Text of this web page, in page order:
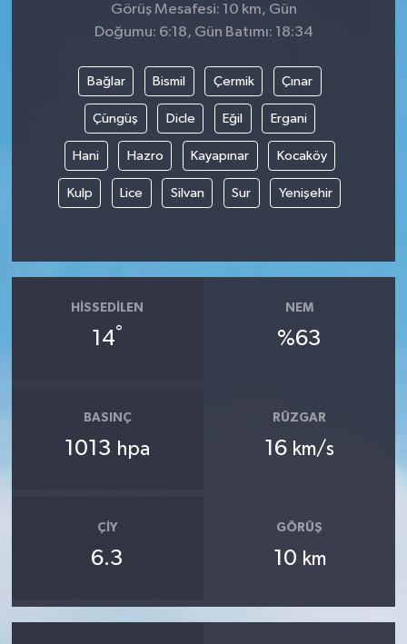
Görüş Mesafesi: 10 km, Gün
Doğumu: 6:18, Gün Batımı: 18:34
Bağlar Bismil Çermik Çınar
Çüngüş Dicle Eğil Ergani
Hani Hazro Kayapınar Kocaköy
Kulp Lice Silvan Sur Yenişehir
HISSEDILEN
14°
NEM
%63
BASINÇ
1013 hpa
RÜZGAR
16 km/s
ÇIY
6.3
GÖRÜŞ
10 km